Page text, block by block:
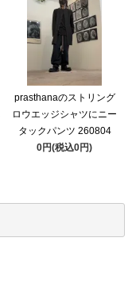
prasthanaのストリング
ロウエッジシャツにニー
タックパンツ 260804
0円(税込0円)